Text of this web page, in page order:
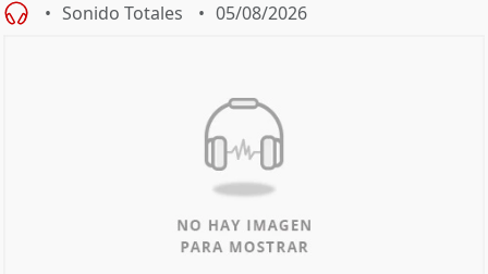
Sonido Totales 05/08/2026